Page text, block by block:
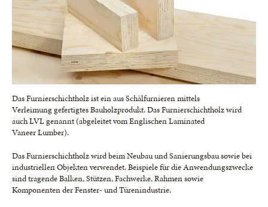
Das Furnierschichtholz ist ein aus Schälfurnieren mittels
Verleimung gefertigtes Bauholzprodukt. Das Furnierschichtholz wird
auch LVL genannt (abgeleitet vom Englischen Laminated
Vaneer Lumber).
Das Furnierschichtholz wird beim Neubau und Sanierungsbau sowie bei
industriellen Objekten verwendet. Beispiele für die Anwendungszwecke
sind tragende Balken, Stützen, Fachwerke, Rahmen sowie
Komponenten der Fenster- und Türenindustrie.